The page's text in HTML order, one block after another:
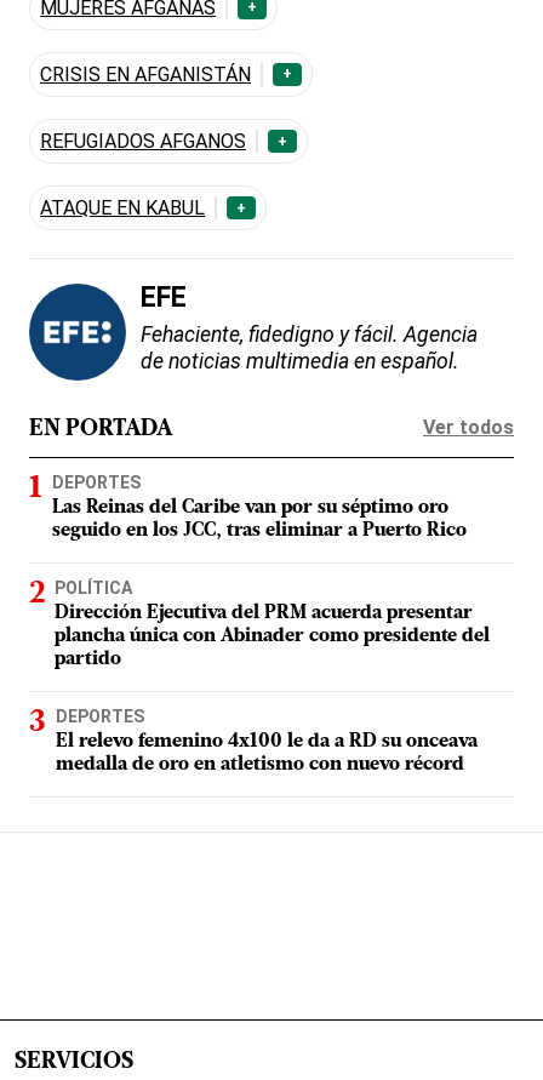
MUJERES AFGANAS +
CRISIS EN AFGANISTÁN +
REFUGIADOS AFGANOS +
ATAQUE EN KABUL +
EFE
Fehaciente, fidedigno y fácil. Agencia
de noticias multimedia en español.
EN PORTADA Ver todos
DEPORTES
Las Reinas del Caribe van por su séptimo oro
seguido en los JCC, tras eliminar a Puerto Rico
POLÍTICA
Dirección Ejecutiva del PRM acuerda presentar
plancha única con Abinader como presidente del
partido
DEPORTES
El relevo femenino 4x100 le da a RD su onceava
medalla de oro en atletismo con nuevo récord
SERVICIOS